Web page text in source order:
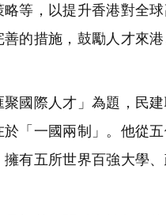
等，以提升香港對全
的措施，鼓勵人才來港
國際人才」為題，民建
「一國兩制」。他從五
有五所世界百強大學